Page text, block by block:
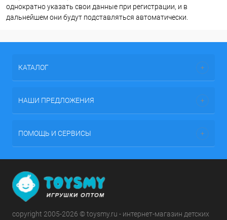
однократно указать свои данные при регистрации, и в
дальнейшем они будут подставляться автоматически.
КАТАЛОГ
НАШИ ПРЕДЛОЖЕНИЯ
ПОМОЩЬ И СЕРВИСЫ
copyright 2005-2026 © toysmy.ru - интернет-магазин детских